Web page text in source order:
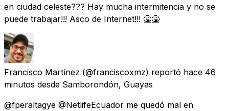
en ciudad celeste??? Hay mucha intermitencia y no se
puede trabajar!!! Asco de Internet!!! 🤮🤮
Francisco Martínez (@franciscoxmz) reportó hace 46
minutos desde Samborondón, Guayas
@fperaltagye @NetlifeEcuador me quedó mal en